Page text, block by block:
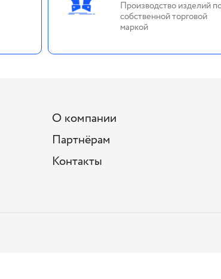
Производство изделий
собственной торговой
маркой
О компании
Партнёрам
Контакты